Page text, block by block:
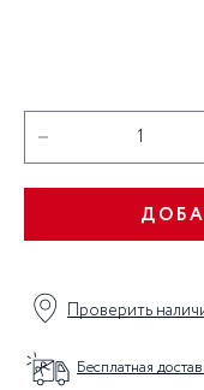
Проверить
Бесплатная